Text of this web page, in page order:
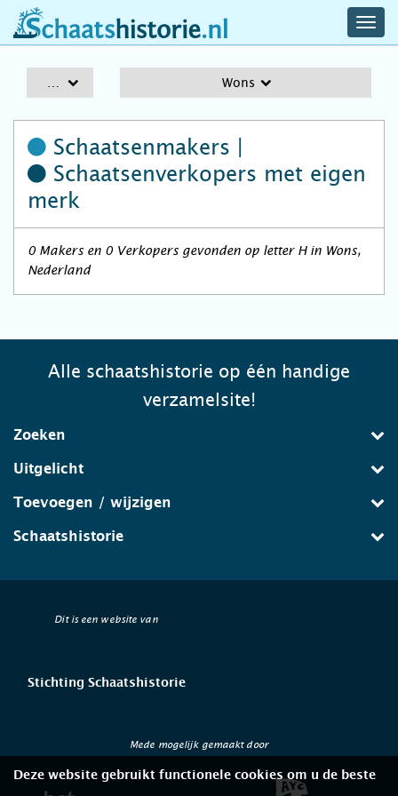
schaatshistorie.nl
Wons
Schaatsenmakers |
Schaatsenverkopers met eigen
merk
0 Makers en 0 Verkopers gevonden op letter H in Wons,
Nederland
Alle schaatshistorie op één handige
verzamelsite!
Zoeken
Uitgelicht
Toevoegen / wijzigen
Schaatshistorie
Dit is een website van
Stichting Schaatshistorie
Mede mogelijk gemaakt door
Deze website gebruikt functionele cookies om u de beste